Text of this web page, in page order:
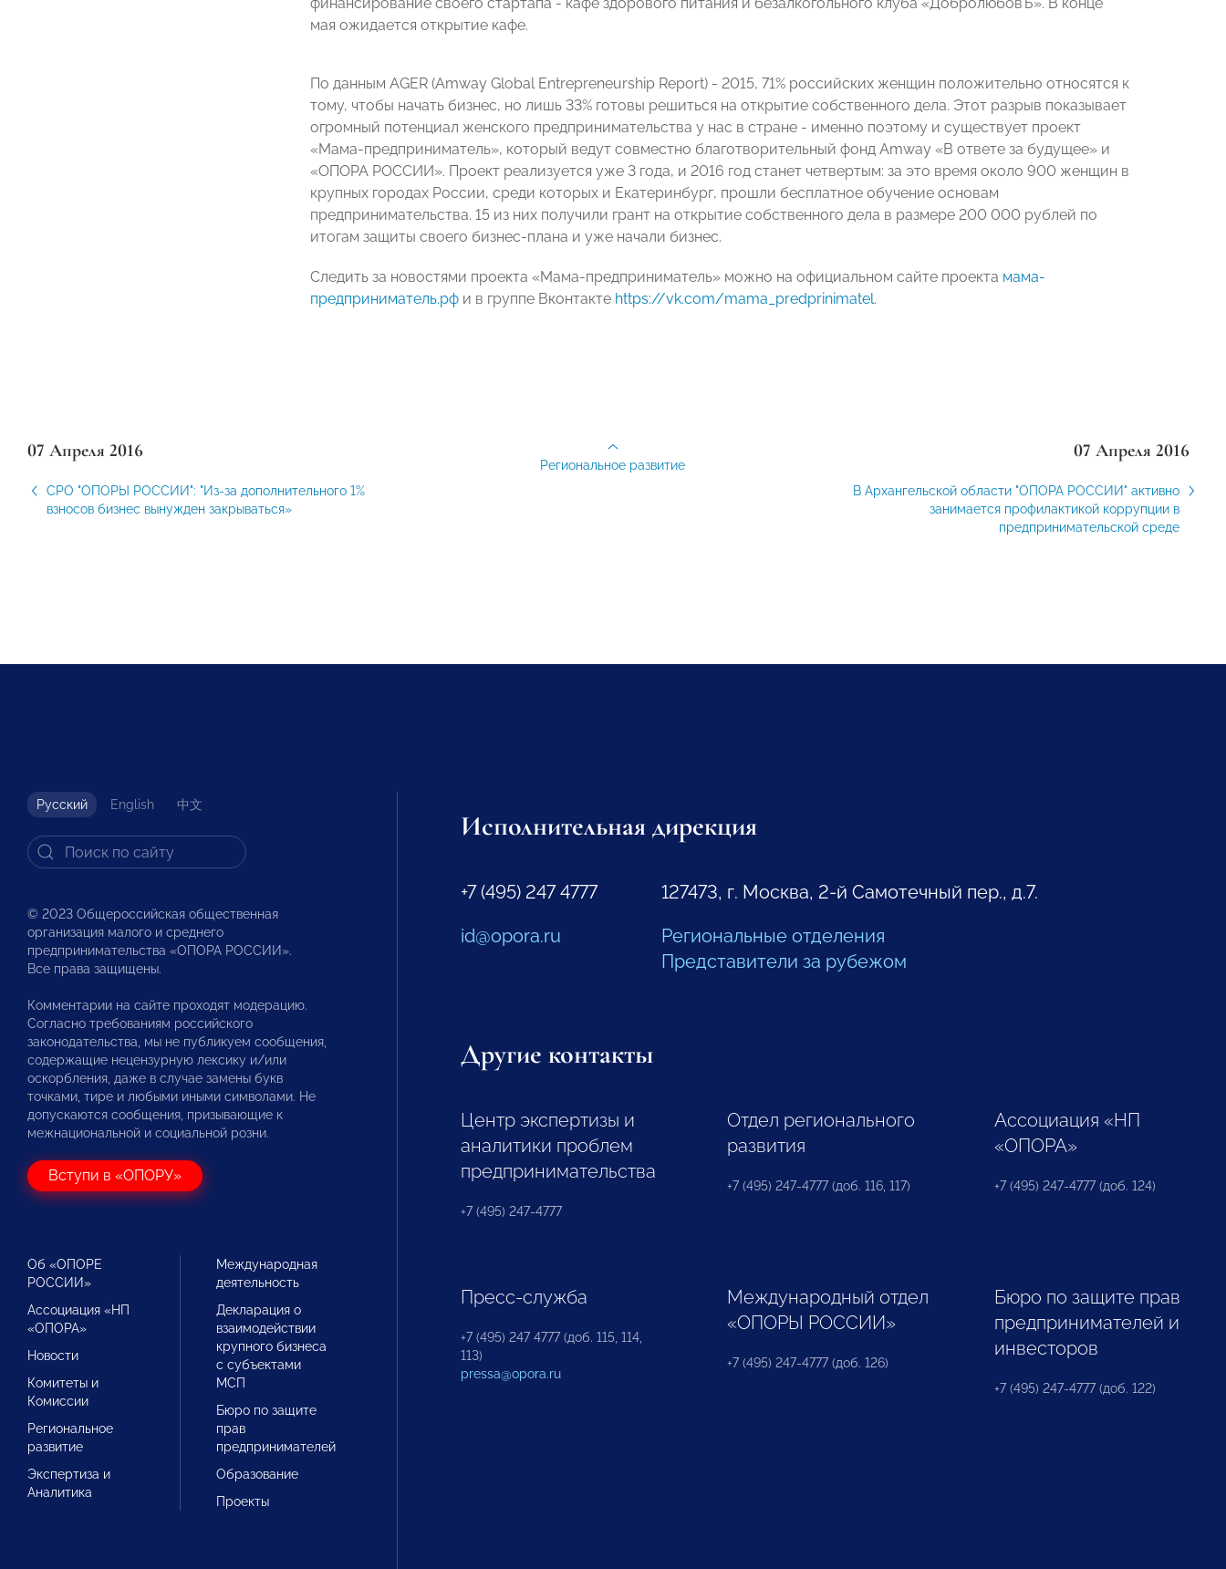
мая ожидается открытие кафе.
По данным AGER (Amway Global Entrepreneurship Report) - 2015, 71% российских женщин положительно относятся к
тому, чтобы начать бизнес, но лишь 33% готовы решиться на открытие собственного дела. Этот разрыв показывает
огромный потенциал женского предпринимательства у нас в стране - именно поэтому и существует проект
«Мама-предприниматель», который ведут совместно благотворительный фонд Amway «В ответе за будущее» и
«ОПОРА РОССИИ». Проект реализуется уже 3 года, и 2016 год станет четвертым: за это время около 900 женщин в
крупных городах России, среди которых и Екатеринбург, прошли бесплатное обучение основам
предпринимательства. 15 из них получили грант на открытие собственного дела в размере 200 000 рублей по
итогам защиты своего бизнес-плана и уже начали бизнес.
Следить за новостями проекта «Мама-предприниматель» можно на официальном сайте проекта мама-
предприниматель.рф и в группе Вконтакте https://vk.com/mama_predprinimatel.
07 Апреля 2016
СРО "ОПОРЫ РОССИИ": "Из-за дополнительного 1%
взносов бизнес вынужден закрываться»
07 Апреля 2016
В Архангельской области "ОПОРА РОССИИ" активно
занимается профилактикой коррупции в
предпринимательской среде
Региональное развитие
Русский English 中文
© 2023 Общероссийская общественная
организация малого и среднего
предпринимательства «ОПОРА РОССИИ».
Все права защищены.
Комментарии на сайте проходят модерацию.
Согласно требованиям российского
законодательства, мы не публикуем сообщения,
содержащие нецензурную лексику и/или
оскорбления, даже в случае замены букв
точками, тире и любыми иными символами. Не
допускаются сообщения, призывающие к
межнациональной и социальной розни.
Вступи в «ОПОРУ»
Об «ОПОРЕ
РОССИИ»
Ассоциация «НП
«ОПОРА»
Новости
Комитеты и
Комиссии
Региональное
развитие
Экспертиза и
Аналитика
Международная
деятельность
Декларация о
взаимодействии
крупного бизнеса
с субъектами
МСП
Бюро по защите
прав
предпринимателей
Образование
Проекты
Исполнительная дирекция
+7 (495) 247 4777
id@opora.ru
127473, г. Москва, 2-й Самотечный пер., д.7.
Региональные отделения
Представители за рубежом
Другие контакты
Центр экспертизы и
аналитики проблем
предпринимательства
+7 (495) 247-4777
Отдел регионального
развития
+7 (495) 247-4777 (доб. 116, 117)
Ассоциация «НП
«ОПОРА»
+7 (495) 247-4777 (доб. 124)
Пресс-служба
+7 (495) 247 4777 (доб. 115, 114,
113)
pressa@opora.ru
Международный отдел
«ОПОРЫ РОССИИ»
+7 (495) 247-4777 (доб. 126)
Бюро по защите прав
предпринимателей и
инвесторов
+7 (495) 247-4777 (доб. 122)